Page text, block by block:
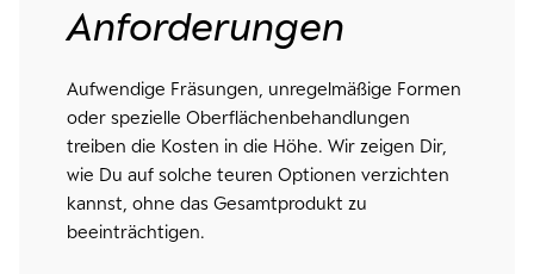
Anforderungen
Aufwendige Fräsungen, unregelmäßige Formen
oder spezielle Oberflächenbehandlungen
treiben die Kosten in die Höhe. Wir zeigen Dir,
wie Du auf solche teuren Optionen verzichten
kannst, ohne das Gesamtprodukt zu
beeinträchtigen.